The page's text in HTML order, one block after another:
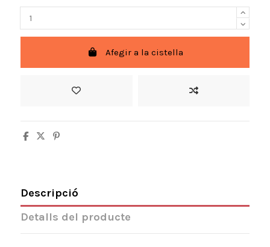
Afegir a la cistella
Descripció
Detalls del producte